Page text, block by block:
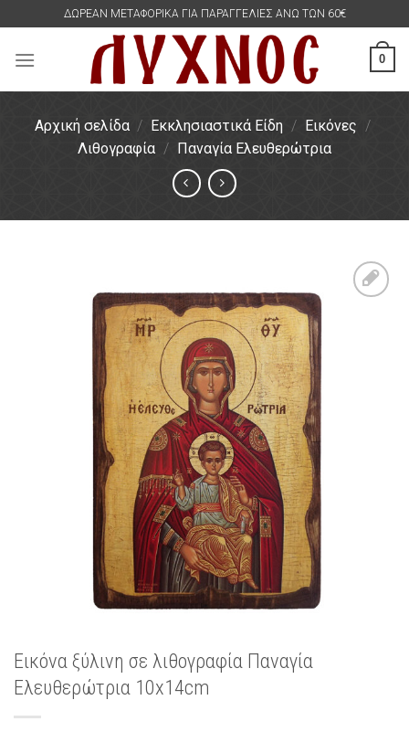
content
ΔΩΡΕΑΝ ΜΕΤΑΦΟΡΙΚΑ ΓΙΑ ΠΑΡΑΓΓΕΛΙΕΣ ΑΝΩ ΤΩΝ 60€
0
Αρχική σελίδα / Εκκλησιαστικά Είδη / Εικόνες /
Λιθογραφία / Παναγία Ελευθερώτρια
Εικόνα ξύλινη σε λιθογραφία Παναγία
Ελευθερώτρια 10x14cm